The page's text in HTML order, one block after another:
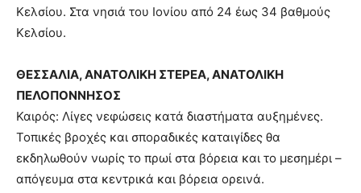
Κελσίου. Στα νησιά του Ιονίου από 24 έως 34 βαθμούς
Κελσίου.
ΘΕΣΣΑΛΙΑ, ΑΝΑΤΟΛΙΚΗ ΣΤΕΡΕΑ, ΑΝΑΤΟΛΙΚΗ
ΠΕΛΟΠΟΝΝΗΣΟΣ
Καιρός: Λίγες νεφώσεις κατά διαστήματα αυξημένες.
Τοπικές βροχές και σποραδικές καταιγίδες θα
εκδηλωθούν νωρίς το πρωί στα βόρεια και το μεσημέρι –
απόγευμα στα κεντρικά και βόρεια ορεινά.